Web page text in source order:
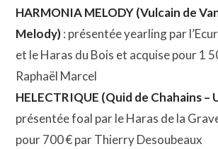
HARMONIA MELODY (Vulcain de
Melody): présentée yearling par
et le Haras du Bois et acquise pour 1
Raphaël Marcel
HELECTRIQUE (Quid de Chahains –
présentée foal par le Haras de la
pour 700 € par Thierry Desoubeaux